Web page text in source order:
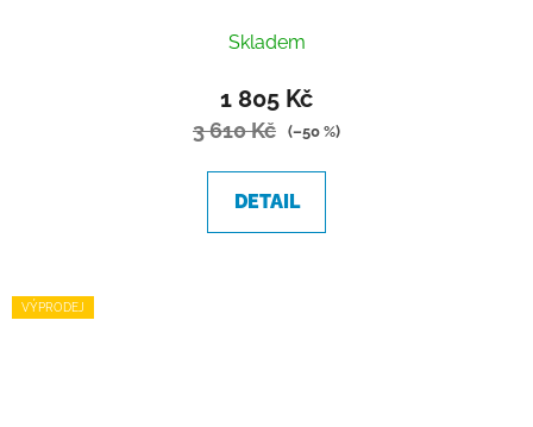
Skladem
1 805 Kč
3 610 Kč (–50 %)
DETAIL
VÝPRODEJ